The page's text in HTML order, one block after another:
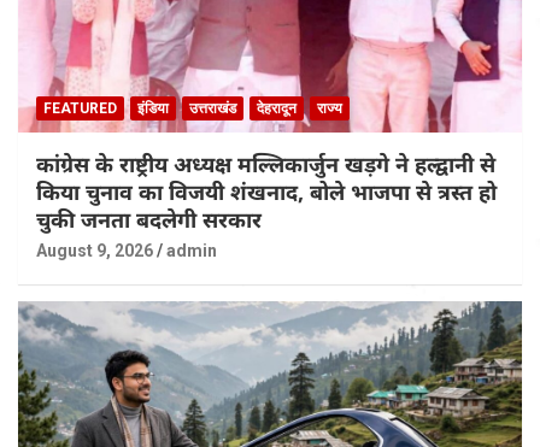
FEATURED इंडिया उत्तराखंड देहरादून राज्य
कांग्रेस के राष्ट्रीय अध्यक्ष मल्लिकार्जुन खड़गे ने हल्द्वानी से
किया चुनाव का विजयी शंखनाद, बोले भाजपा से त्रस्त हो
चुकी जनता बदलेगी सरकार
August 9, 2026 admin